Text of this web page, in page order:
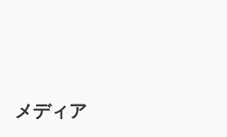
メディア